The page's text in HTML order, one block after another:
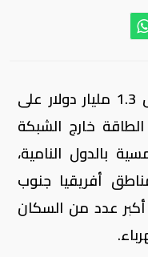
أعلن البنك الدولي ، عن تخصيص 1.3 مليار دولار على
الطاقة خارج الشبكة
بالدول النامية،
أفريقيا جنوب
عدد من السكان